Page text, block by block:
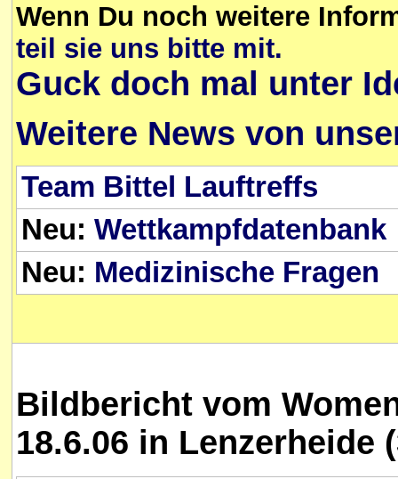
Wenn Du noch weitere
teil sie uns bitte mit.
Guck doch mal unter
Weitere News von
Team Bittel Lauftreffs
Neu: Wettkampfdatenbank
Neu: Medizinische Fragen
Bildbericht vom
18.6.06 in Lenzerheide